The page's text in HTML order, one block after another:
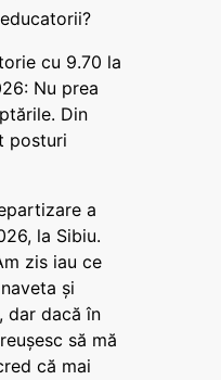
cu 9.70 la
Nu prea
Din
posturi
a
la Sibiu.
zis iau ce
și
dar dacă în
să mă
că mai